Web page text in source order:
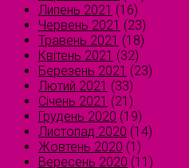
Липень 2021 (16)
Червень 2021 (23)
Травень 2021 (18)
Квітень 2021 (32)
Березень 2021 (23)
Лютий 2021 (33)
Січень 2021 (21)
Грудень 2020 (19)
Листопад 2020 (14)
Жовтень 2020 (1)
Вересень 2020 (11)